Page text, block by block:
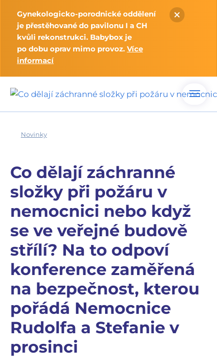
Gynekologicko-porodnické oddělení
je přestěhované do pavilonu I a CH
kvůli rekonstrukci. Babybox je
po dobu oprav mimo provoz. Více
informací
Novinky
Co dělají záchranné
složky při požáru v
nemocnici nebo když
se ve veřejné budově
střílí? Na to odpoví
konference zaměřená
na bezpečnost, kterou
pořádá Nemocnice
Rudolfa a Stefanie v
prosinci